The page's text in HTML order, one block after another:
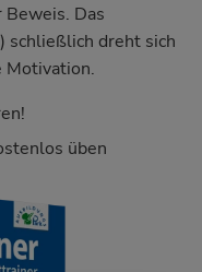
Das
schließlich dreht sich
Motivation.
üben